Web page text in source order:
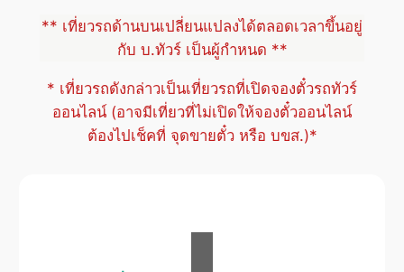
** เที่ยวรถด้านบนเปลี่ยนแปลงได้ตลอดเวลาขึ้นอยู่
กับ บ.ทัวร์ เป็นผู้กำหนด **
* เที่ยวรถดังกล่าวเป็นเที่ยวรถที่เปิดจองตั๋วรถทัวร์
ออนไลน์ (อาจมีเที่ยวที่ไม่เปิดให้จองตั๋วออนไลน์
ต้องไปเช็คที่ จุดขายตั๋ว หรือ บขส.)*